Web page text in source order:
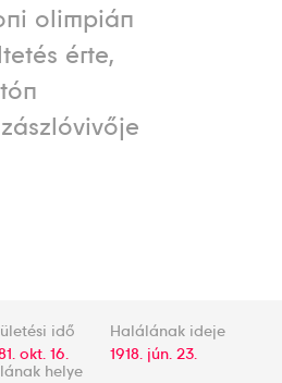
olimpián
érte,
idő
okt. 16.
Halálának ideje
1918. jún. 23.
helye